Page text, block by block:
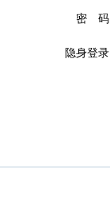
密 码
隐身登录